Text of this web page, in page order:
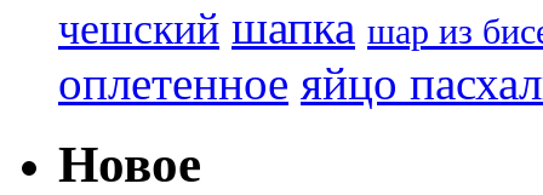
чешский шапка шар из
оплетенное яйцо
Новое